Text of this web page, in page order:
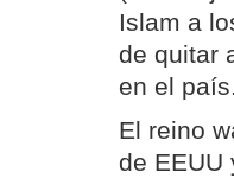
Islam a
de quitar
en el país.
El reino
de EEUU